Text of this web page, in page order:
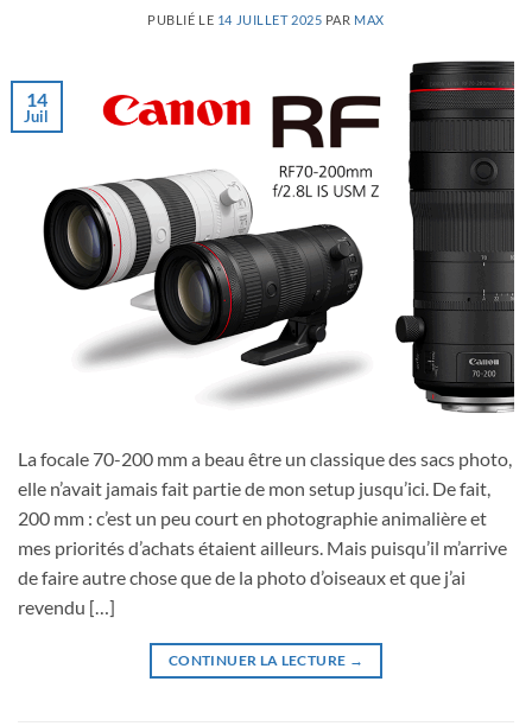
PUBLIÉ LE 14 JUILLET 2025 PAR MAX
14
Juil
La focale 70-200 mm a beau être un classique des sacs photo,
elle n’avait jamais fait partie de mon setup jusqu’ici. De fait,
200 mm : c’est un peu court en photographie animalière et
mes priorités d’achats étaient ailleurs. Mais puisqu’il m’arrive
de faire autre chose que de la photo d’oiseaux et que j’ai
revendu […]
CONTINUER LA LECTURE →